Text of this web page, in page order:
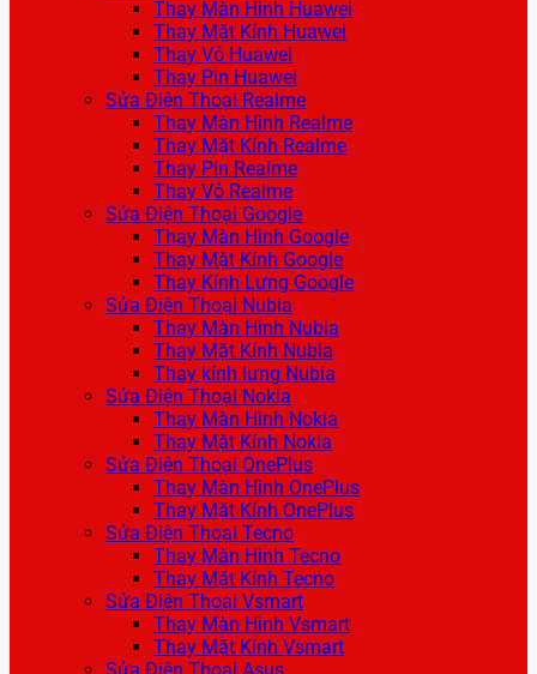
Thay Màn Hình Huawei
Thay Mặt Kính Huawei
Thay Vỏ Huawei
Thay Pin Huawei
Sửa Điện Thoại Realme
Thay Màn Hình Realme
Thay Mặt Kính Realme
Thay Pin Realme
Thay Vỏ Realme
Sửa Điện Thoại Google
Thay Màn Hình Google
Thay Mặt Kính Google
Thay Kính Lưng Google
Sửa Điện Thoại Nubia
Thay Màn Hình Nubia
Thay Mặt Kính Nubia
Thay kính lưng Nubia
Sửa Điện Thoại Nokia
Thay Màn Hình Nokia
Thay Mặt Kính Nokia
Sửa Điện Thoại OnePlus
Thay Màn Hình OnePlus
Thay Mặt Kính OnePlus
Sửa Điện Thoại Tecno
Thay Màn Hình Tecno
Thay Mặt Kính Tecno
Sửa Điện Thoại Vsmart
Thay Màn Hình Vsmart
Thay Mặt Kính Vsmart